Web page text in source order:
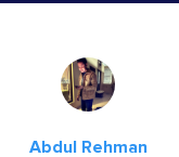
Abdul Rehman